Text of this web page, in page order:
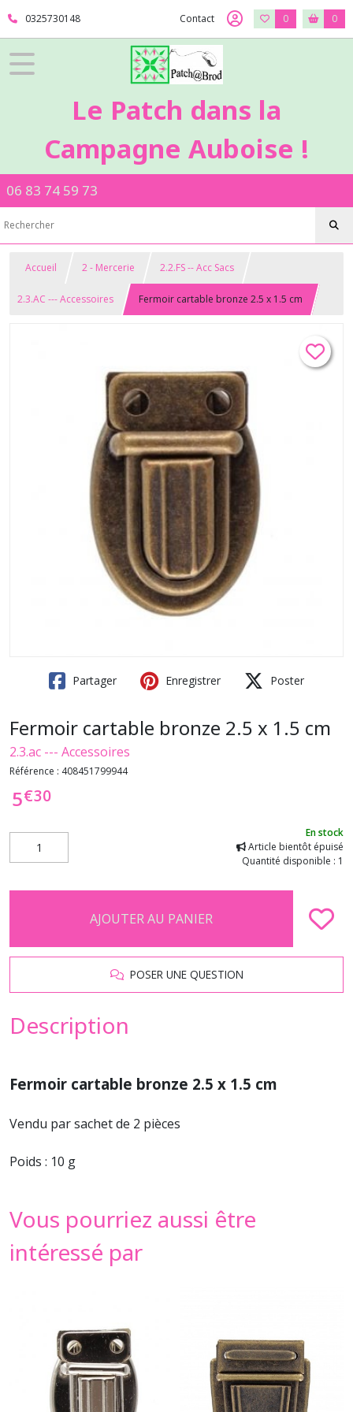
0325730148 Contact 0 0
Le Patch dans la
Campagne Auboise !
06 83 74 59 73
Accueil 2 - Mercerie 2.2.FS -- Acc Sacs
2.3.AC --- Accessoires Fermoir cartable bronze 2.5 x 1.5 cm
Partager Enregistrer Poster
Fermoir cartable bronze 2.5 x 1.5 cm
2.3.ac --- Accessoires
Référence : 408451799944
5€30
En stock
Article bientôt épuisé
Quantité disponible : 1
AJOUTER AU PANIER
POSER UNE QUESTION
Description
Fermoir cartable bronze 2.5 x 1.5 cm
Vendu par sachet de 2 pièces
Poids : 10 g
Vous pourriez aussi être
intéressé par